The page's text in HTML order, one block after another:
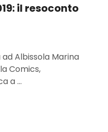
il resoconto
Albissola Marina
Comics,
a …